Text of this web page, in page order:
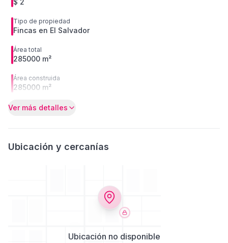
$ 2
Tipo de propiedad
Fincas en El Salvador
Área total
285000 m²
Área construida
285000 m²
Ver más detalles
Ubicación y cercanías
Ubicación no disponible